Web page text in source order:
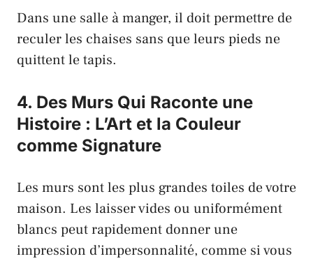
Dans une salle à manger, il doit permettre de
reculer les chaises sans que leurs pieds ne
quittent le tapis.
4. Des Murs Qui Raconte une
Histoire : L’Art et la Couleur
comme Signature
Les murs sont les plus grandes toiles de votre
maison. Les laisser vides ou uniformément
blancs peut rapidement donner une
impression d’impersonnalité, comme si vous